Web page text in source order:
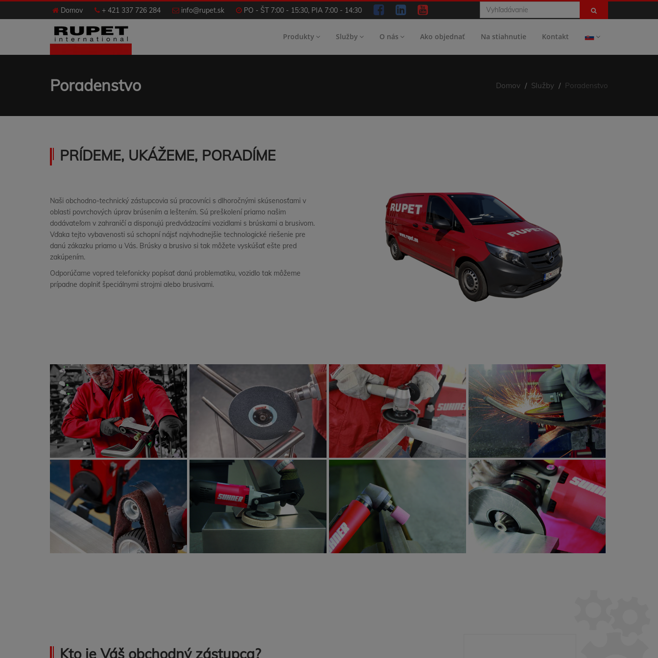
Domov + 421 337 726 284 info@rupet.sk PO - ŠT 7:00 - 15:30, PIA 7:00 - 14:30
Produkty Služby O nás Ako objednať Na stiahnutie Kontakt
Poradenstvo Domov Služby Poradenstvo
PRÍDEME, UKÁŽEME, PORADÍME
Naši obchodno-technický zástupcovia sú pracovníci s dlhoročnými skúsenosťami v
oblasti povrchových úprav brúsením a leštením. Sú preškolení priamo našim
dodávateľom v zahraničí a disponujú predvádzacími vozidlami s brúskami a brusivom.
Vďaka tejto vybavenosti sú schopní nájsť najvhodnejšie technologické riešenie pre
danú zákazku priamo u Vás. Brúsky a brusivo si tak môžete vyskúšať ešte pred
zakúpením.
Odporúčame vopred telefonicky popísať danú problematiku, vozidlo tak môžeme
prípadne doplniť špeciálnymi strojmi alebo brusivami.
Kto je Váš obchodný zástupca?